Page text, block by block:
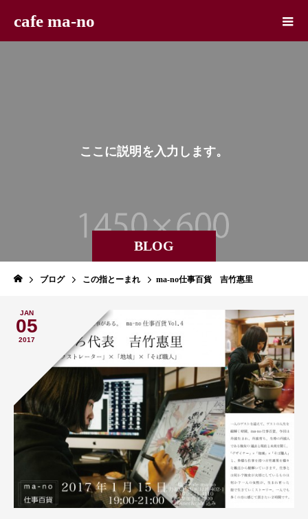
cafe ma-no
BLOG
こ こ に説明 を 入 力 し ま す。
ブログ この指とーまれ ma-no仕事百貨 吉竹惠里
JAN
05
2017